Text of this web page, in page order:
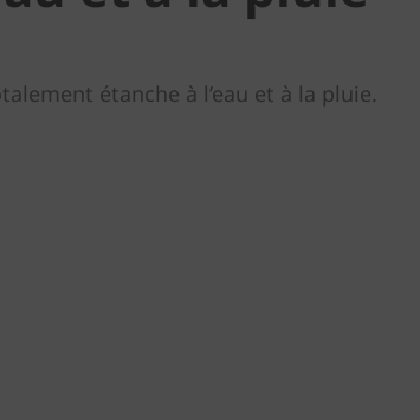
étanche à l’eau et à la pluie.